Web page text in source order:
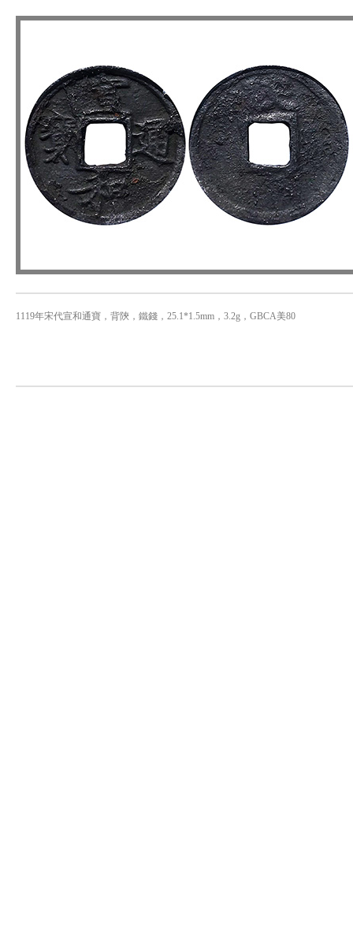
1119年宋代宣和通寶，背陝，鐵錢，25.1*1.5mm，3.2g，GBCA美80